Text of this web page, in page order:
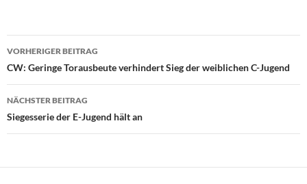
Beitragsnavigation
VORHERIGER BEITRAG
CW: Geringe Torausbeute verhindert Sieg der weiblichen C-Jugend
NÄCHSTER BEITRAG
Siegesserie der E-Jugend hält an